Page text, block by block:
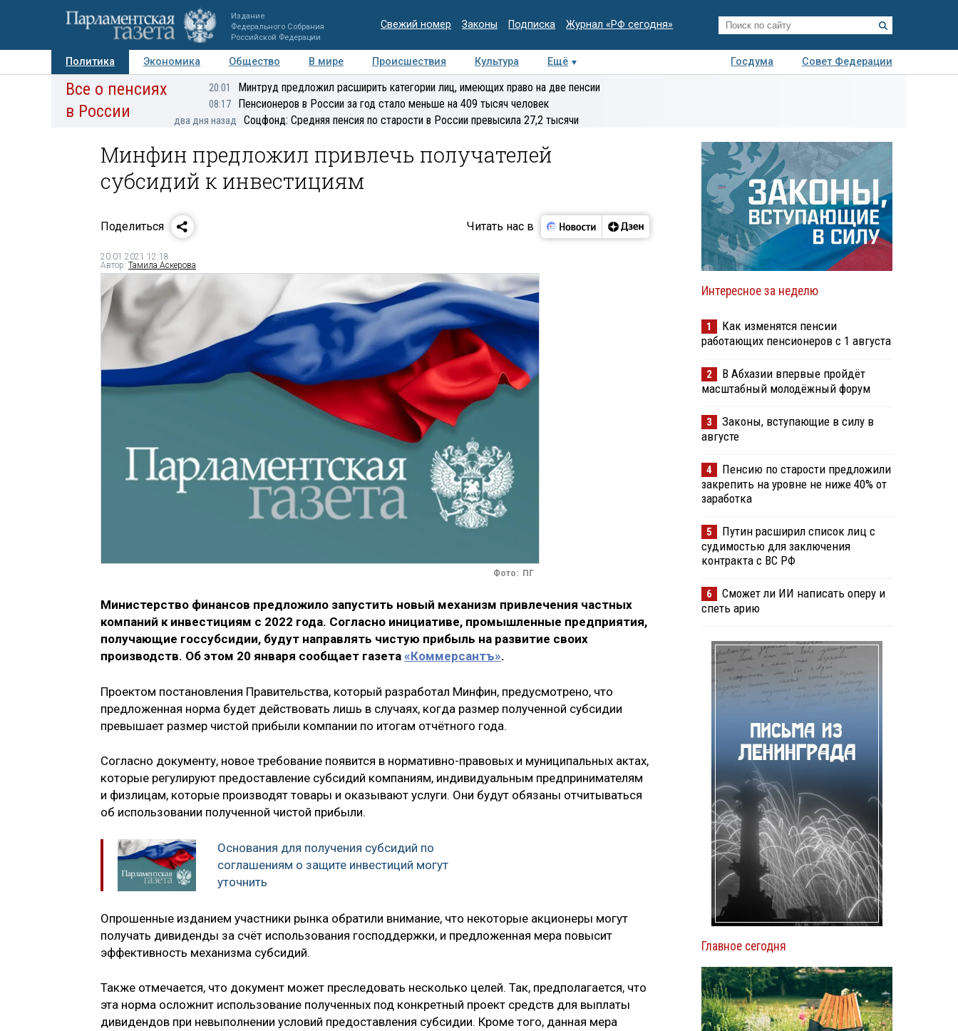
Издание
Федерального Собрания
Российской Федерации
Свежий номер Законы Подписка Журнал «РФ сегодня»
Политика Экономика Общество В мире Происшествия Культура Ещё Госдума
Совет Федерации
Авторы Персоны Мнения Регионы Медиацентр Интервью Колумнисты
Деловая
Все о пенсиях
в России
20:01 Минтруд предложил расширить категории лиц, имеющих право на две пенсии
08:17 Пенсионеров в России за год стало меньше на 409 тысяч человек
два дня назад Соцфонд: Средняя пенсия по старости в России превысила 27,2 тысячи
Минфин предложил привлечь получателей
субсидий к инвестициям
Поделиться Читать нас в
20.01.2021 12:18
Автор: Тамила Аскерова
Фото: ПГ
Министерство финансов предложило запустить новый механизм привлечения частных
компаний к инвестициям с 2022 года. Согласно инициативе, промышленные предприятия,
получающие госсубсидии, будут направлять чистую прибыль на развитие своих
производств. Об этом 20 января сообщает газета «Коммерсантъ».
Проектом постановления Правительства, который разработал Минфин, предусмотрено, что
предложенная норма будет действовать лишь в случаях, когда размер полученной субсидии
превышает размер чистой прибыли компании по итогам отчётного года.
Согласно документу, новое требование появится в нормативно-правовых и муниципальных актах,
которые регулируют предоставление субсидий компаниям, индивидуальным предпринимателям
и физлицам, которые производят товары и оказывают услуги. Они будут обязаны отчитываться
об использовании полученной чистой прибыли.
Основания для получения субсидий по
соглашениям о защите инвестиций могут
уточнить
Опрошенные изданием участники рынка обратили внимание, что некоторые акционеры могут
получать дивиденды за счёт использования господдержки, и предложенная мера повысит
эффективность механизма субсидий.
Также отмечается, что документ может преследовать несколько целей. Так, предполагается, что
эта норма осложнит использование полученных под конкретный проект средств для выплаты
дивидендов при невыполнении условий предоставления субсидии. Кроме того, данная мера
Интересное за неделю
1
Как изменятся пенсии
работающих пенсионеров с 1 августа
2
В Абхазии впервые пройдёт
масштабный молодёжный форум
3
Законы, вступающие в силу в
августе
4
Пенсию по старости предложили
закрепить на уровне не ниже 40% от
заработка
5
Путин расширил список лиц с
судимостью для заключения
контракта с ВС РФ
6
Сможет ли ИИ написать оперу и
спеть арию
Главное сегодня